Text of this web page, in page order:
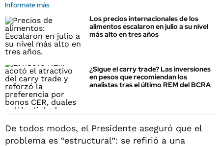
Informate más
Los precios internacionales de los
alimentos escalaron en julio a su nivel
más alto en tres años
¿Sigue el carry trade? Las inversiones
en pesos que recomiendan los
analistas tras el último REM del BCRA
De todos modos, el Presidente aseguró que el
problema es “estructural”: se refirió a una